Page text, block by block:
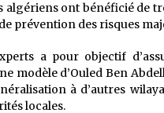
algériens ont bénéficié de
prévention des risques
a pour objectif
modèle d’Ouled Ben
à d’autres
locales.